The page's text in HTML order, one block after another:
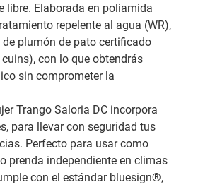
libre. Elaborada en poliamida
repelente al agua (WR),
plumón de pato certificado
con lo que obtendrás
sin comprometer la
Trango Saloria DC incorpora
para llevar con seguridad tus
Perfecto para usar como
prenda independiente en climas
con el estándar bluesign®,